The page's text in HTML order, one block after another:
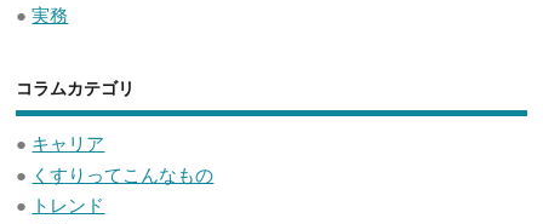
●実務
コラムカテゴリ
● キャリア
● くすりってこんなもの
● トレンド